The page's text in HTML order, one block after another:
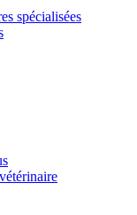
spécialisées